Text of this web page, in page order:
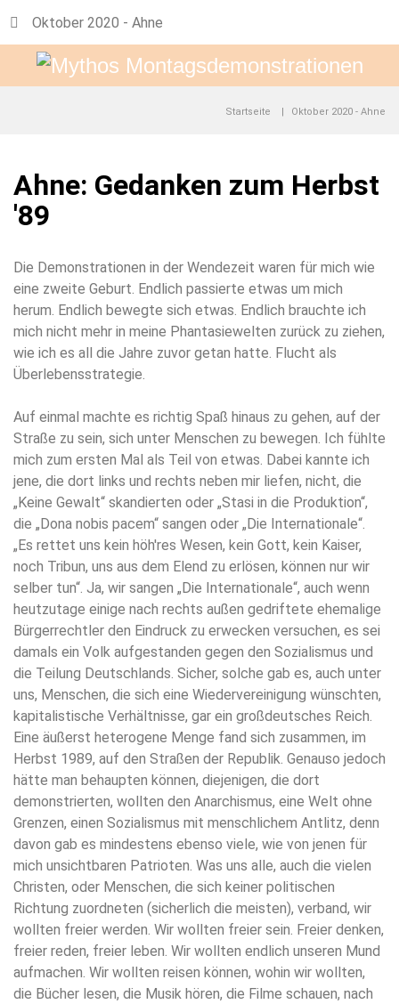
Oktober 2020 - Ahne
Startseite Oktober 2020 - Ahne
Ahne: Gedanken zum Herbst
'89
Die Demonstrationen in der Wendezeit waren für mich wie
eine zweite Geburt. Endlich passierte etwas um mich
herum. Endlich bewegte sich etwas. Endlich brauchte ich
mich nicht mehr in meine Phantasiewelten zurück zu ziehen,
wie ich es all die Jahre zuvor getan hatte. Flucht als
Überlebensstrategie.
Auf einmal machte es richtig Spaß hinaus zu gehen, auf der
Straße zu sein, sich unter Menschen zu bewegen. Ich fühlte
mich zum ersten Mal als Teil von etwas. Dabei kannte ich
jene, die dort links und rechts neben mir liefen, nicht, die
„Keine Gewalt“ skandierten oder „Stasi in die Produktion“,
die „Dona nobis pacem“ sangen oder „Die Internationale“.
„Es rettet uns kein höh'res Wesen, kein Gott, kein Kaiser,
noch Tribun, uns aus dem Elend zu erlösen, können nur wir
selber tun“. Ja, wir sangen „Die Internationale“, auch wenn
heutzutage einige nach rechts außen gedriftete ehemalige
Bürgerrechtler den Eindruck zu erwecken versuchen, es sei
damals ein Volk aufgestanden gegen den Sozialismus und
die Teilung Deutschlands. Sicher, solche gab es, auch unter
uns, Menschen, die sich eine Wiedervereinigung wünschten,
kapitalistische Verhältnisse, gar ein großdeutsches Reich.
Eine äußerst heterogene Menge fand sich zusammen, im
Herbst 1989, auf den Straßen der Republik. Genauso jedoch
hätte man behaupten können, diejenigen, die dort
demonstrierten, wollten den Anarchismus, eine Welt ohne
Grenzen, einen Sozialismus mit menschlichem Antlitz, denn
davon gab es mindestens ebenso viele, wie von jenen für
mich unsichtbaren Patrioten. Was uns alle, auch die vielen
Christen, oder Menschen, die sich keiner politischen
Richtung zuordneten (sicherlich die meisten), verband, wir
wollten freier werden. Wir wollten freier sein. Freier denken,
freier reden, freier leben. Wir wollten endlich unseren Mund
aufmachen. Wir wollten reisen können, wohin wir wollten,
die Bücher lesen, die Musik hören, die Filme schauen, nach